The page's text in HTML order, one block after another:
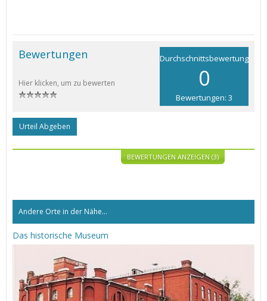
Durchschnittsbewertung
0
Bewertungen: 3
Bewertungen
Hier klicken, um zu bewerten
Urteil Abgeben
BEWERTUNGEN ANZEIGEN (3)
Andere Orte in der Nähe...
Das historische Museum